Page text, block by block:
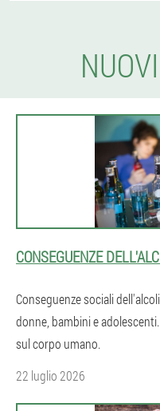
CONSEGUENZE
Conseguenze sociali
donne, bambini e
sul corpo umano.
22 luglio 2026